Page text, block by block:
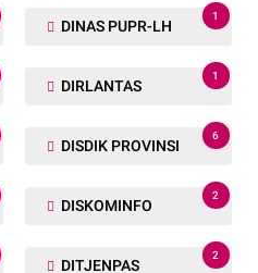
DINAS PUPR-LH
1
DIRLANTAS
1
DISDIK PROVINSI
6
DISKOMINFO
2
DITJENPAS
2